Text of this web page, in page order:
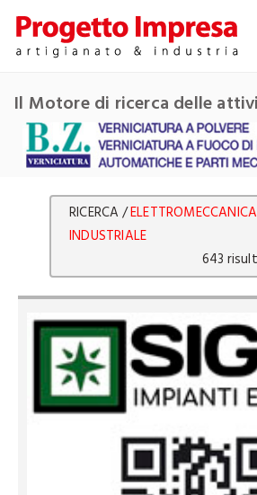
Il Motore di ricerca delle
RICERCA /ELETTROMECCANICA
INDUSTRIALE
643